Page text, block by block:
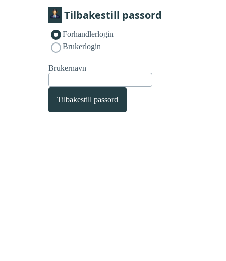
Tilbakestill passord
Forhandlerlogin
Brukerlogin
Brukernavn